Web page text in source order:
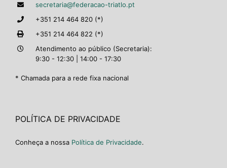
secretaria@federacao-triatlo.pt
+351 214 464 820 (*)
+351 214 464 822 (*)
Atendimento ao público (Secretaria):
9:30 - 12:30 | 14:00 - 17:30
* Chamada para a rede fixa nacional
POLÍTICA DE PRIVACIDADE
Conheça a nossa Política de Privacidade.